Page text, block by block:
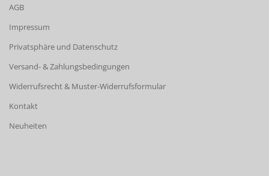
AGB
Impressum
Privatsphäre und Datenschutz
Versand- & Zahlungsbedingungen
Widerrufsrecht & Muster-Widerrufsformular
Kontakt
Neuheiten